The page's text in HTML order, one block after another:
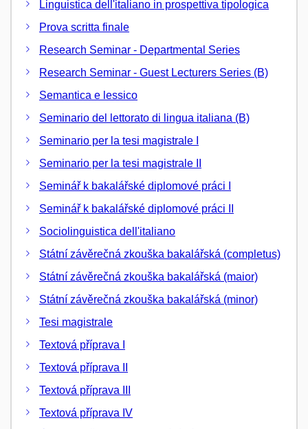
Linguistica dell'italiano in prospettiva tipologica
Prova scritta finale
Research Seminar - Departmental Series
Research Seminar - Guest Lecturers Series (B)
Semantica e lessico
Seminario del lettorato di lingua italiana (B)
Seminario per la tesi magistrale I
Seminario per la tesi magistrale II
Seminář k bakalářské diplomové práci I
Seminář k bakalářské diplomové práci II
Sociolinguistica dell'italiano
Státní závěrečná zkouška bakalářská (completus)
Státní závěrečná zkouška bakalářská (maior)
Státní závěrečná zkouška bakalářská (minor)
Tesi magistrale
Textová příprava I
Textová příprava II
Textová příprava III
Textová příprava IV